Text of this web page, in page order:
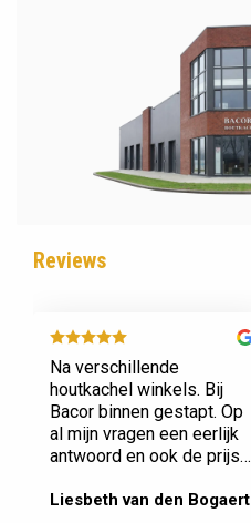
Reviews
Na verschillende
houtkachel winkels. Bij
Bacor binnen gestapt. Op
al mijn vragen een eerlijk
antwoord en ook de prijs
Afspraak is afspraak geen
Liesbeth van den Bogaert